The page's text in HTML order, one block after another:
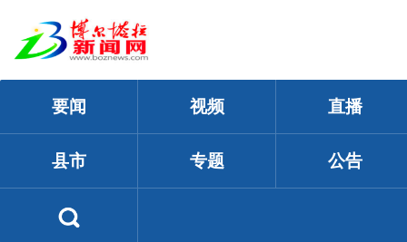
要闻 视频 直播
县市 专题 公告